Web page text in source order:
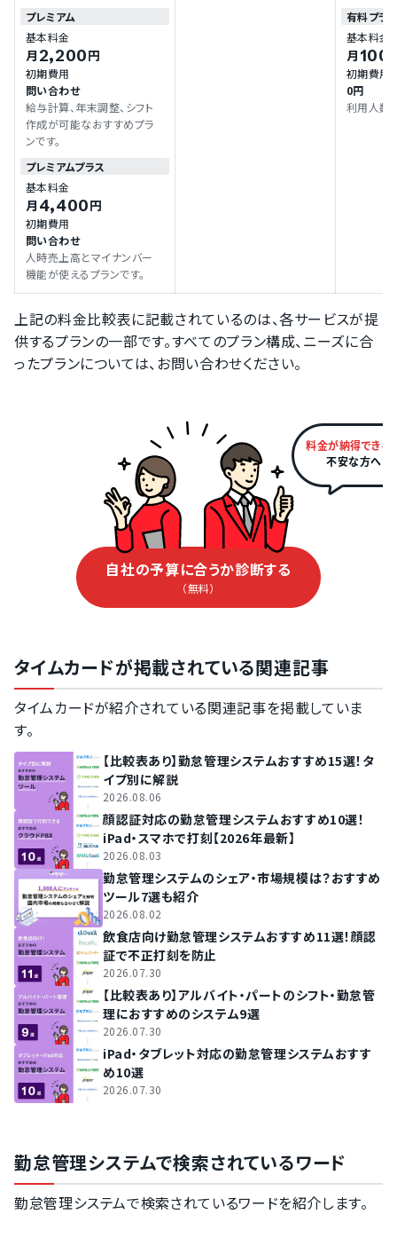
プレミアム
基本料金
月 2,200円
初期費用
問い合わせ
給与計算、年末調整、シフト
作成が可能なおすすめプラ
ンです。
有料プラ
基本料金
月 100
初期費用
0円
利用人数
プレミアムプラス
基本料金
月 4,400円
初期費用
問い合わせ
人時売上高とマイナンバー
機能が使えるプランです。
上記の料金比較表に記載されているのは、各サービスが提
供するプランの一部です。すべてのプラン構成、ニーズに合
ったプランについては、お問い合わせください。
料金が納得できる
不安な方へ
自社の予算に合うか診断する
（無料）
タイムカードが掲載されている関連記事
タイムカードが紹介されている関連記事を掲載していま
す。
【比較表あり】勤怠管理システムおすすめ15選！タ
イプ別に解説
2026.08.06
顔認証対応の勤怠管理システムおすすめ10選！
iPad・スマホで打刻【2026年最新】
2026.08.03
勤怠管理システムのシェア・市場規模は？おすすめ
ツール7選も紹介
2026.08.02
飲食店向け勤怠管理システムおすすめ11選！顔認
証で不正打刻を防止
2026.07.30
【比較表あり】アルバイト・パートのシフト・勤怠管
理におすすめのシステム9選
2026.07.30
iPad・タブレット対応の勤怠管理システムおすす
め10選
2026.07.30
勤怠管理システムで検索されているワード
勤怠管理システムで検索されているワードを紹介します。